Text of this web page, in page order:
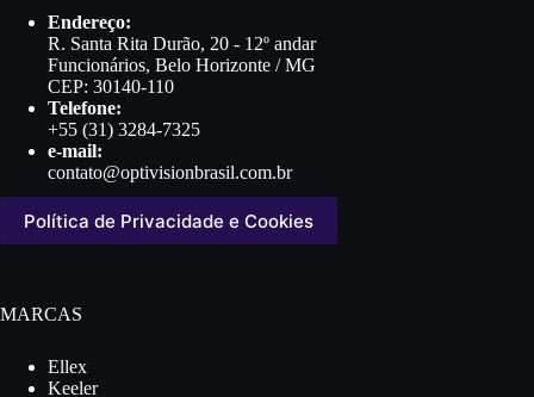
Endereço:
R. Santa Rita Durão, 20 - 12º andar
Funcionários, Belo Horizonte / MG
CEP: 30140-110
Telefone:
+55 (31) 3284-7325
e-mail:
contato@optivisionbrasil.com.br
Política de Privacidade e Cookies
MARCAS
Ellex
Keeler